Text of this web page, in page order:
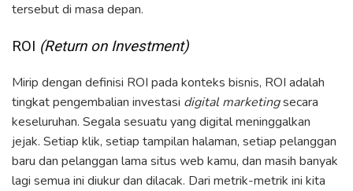
tersebut di masa depan.
ROI (Return on Investment)
Mirip dengan definisi ROI pada konteks bisnis, ROI adalah
tingkat pengembalian investasi digital marketingsecara
keseluruhan. Segala sesuatu yang digital meninggalkan
jejak. Setiap klik, setiap tampilan halaman, setiap pelanggan
baru dan pelanggan lama situs web kamu, dan masih banyak
lagi semua ini diukur dan dilacak. Dari metrik-metrik ini kita